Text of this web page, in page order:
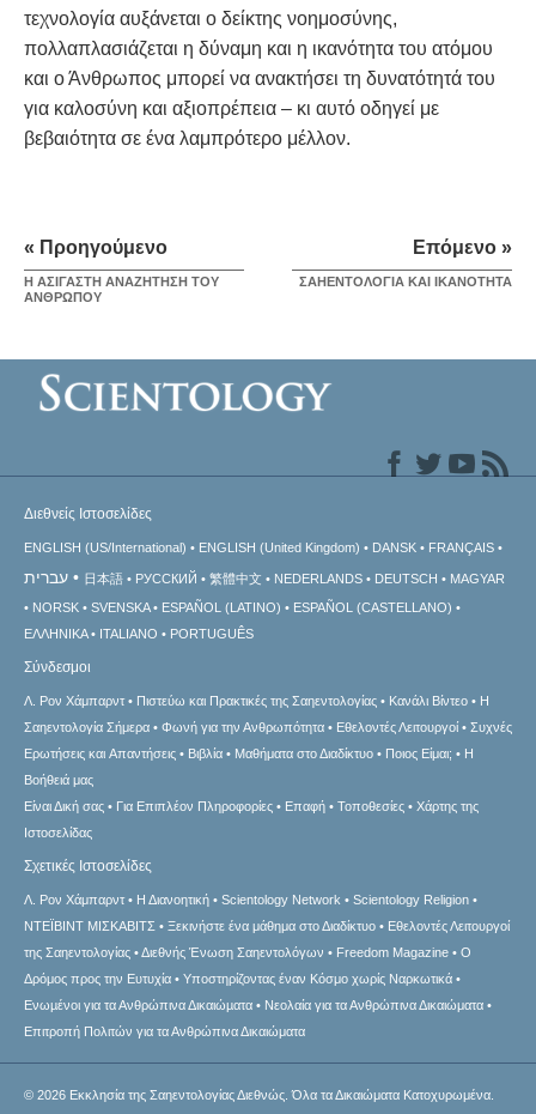
τεχνολογία αυξάνεται ο δείκτης νοημοσύνης,
πολλαπλασιάζεται η δύναμη και η ικανότητα του ατόμου
και ο Άνθρωπος μπορεί να ανακτήσει τη δυνατότητά του
για καλοσύνη και αξιοπρέπεια – κι αυτό οδηγεί με
βεβαιότητα σε ένα λαμπρότερο μέλλον.
« Προηγούμενο
Η ΑΣΙΓΑΣΤΗ ΑΝΑΖΗΤΗΣΗ ΤΟΥ
ΑΝΘΡΩΠΟΥ
Επόμενο »
ΣΑΗΕΝΤΟΛΟΓΙΑ ΚΑΙ ΙΚΑΝΟΤΗΤΑ
Διεθνείς Ιστοσελίδες
ENGLISH (US/International) ENGLISH (United Kingdom) DANSK FRANÇAIS
עברית 日本語 РУССКИЙ 繁體中文 NEDERLANDS DEUTSCH
MAGYAR
NORSK
SVENSKA ESPAÑOL (LATINO)
ESPAÑOL (CASTELLANO)
ΕΛΛΗΝΙΚA
ITALIANO PORTUGUÊS
Σύνδεσμοι
Λ. Ρον Χάμπαρντ Πιστεύω και Πρακτικές της Σαηεντολογίας Κανάλι Βίντεο
Η
Σαηεντολογία Σήμερα
Φωνή για την Ανθρωπότητα Εθελοντές Λειτουργοί
Συχνές
Ερωτήσεις και Απαντήσεις
Βιβλία Μαθήματα στο Διαδίκτυο Ποιος Είμαι;
Η
Βοήθειά μας
Είναι Δική σας
Για Επιπλέον Πληροφορίες Επαφή Τοποθεσίες
Χάρτης της
Ιστοσελίδας
Σχετικές Ιστοσελίδες
Λ. Ρον Χάμπαρντ Η Διανοητική Scientology Network
Scientology Religion
ΝΤΕΪΒΙΝΤ ΜΙΣΚAΒΙΤΣ
Ξεκινήστε ένα μάθημα στο Διαδίκτυο
Εθελοντές Λειτουργοί
της Σαηεντολογίας
Διεθνής Ένωση Σαηεντολόγων Freedom Magazine
Ο
Δρόμος προς την Ευτυχία
Υποστηρίζοντας έναν Κόσμο χωρίς Ναρκωτικά
Ενωµένοι για τα Ανθρώπινα Δικαιώµατα
Νεολαία για τα Ανθρώπινα Δικαιώματα
Επιτροπή Πολιτών για τα Ανθρώπινα Δικαιώματα
© 2026 Εκκλησία της Σαηεντολογίας Διεθνώς.Όλα τα Δικαιώματα Κατοχυρωμένα.